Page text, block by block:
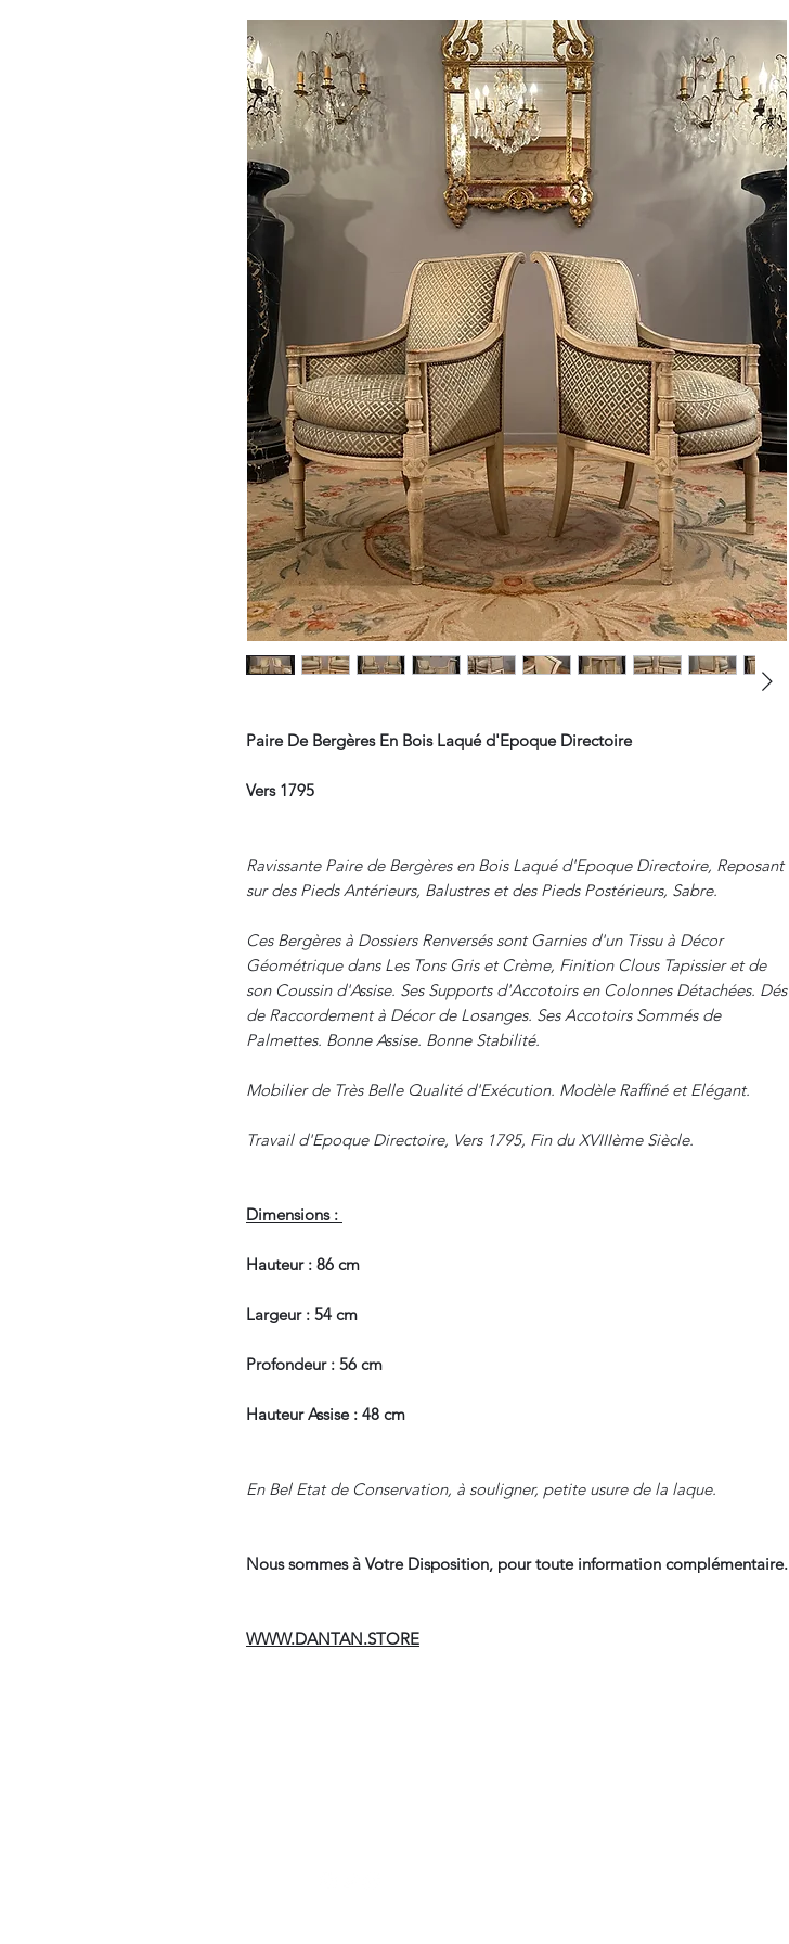
Paire De Bergères En Bois Laqué d'Epoque Directoire
Vers 1795
Ravissante Paire de Bergères en Bois Laqué d'Epoque Directoire, Reposant
sur des Pieds Antérieurs, Balustres et des Pieds Postérieurs, Sabre.
Ces Bergères à Dossiers Renversés sont Garnies d'un Tissu à Décor
Géométrique dans Les Tons Gris et Crème, Finition Clous Tapissier et de
son Coussin d'Assise. Ses Supports d'Accotoirs en Colonnes Détachées. Dés
de Raccordement à Décor de Losanges. Ses Accotoirs Sommés de
Palmettes. Bonne Assise. Bonne Stabilité.
Mobilier de Très Belle Qualité d'Exécution. Modèle Raffiné et Elégant.
Travail d'Epoque Directoire, Vers 1795, Fin du XVIIIème Siècle.
Dimensions :
Hauteur : 86 cm
Largeur : 54 cm
Profondeur : 56 cm
Hauteur Assise : 48 cm
En Bel Etat de Conservation, à souligner, petite usure de la laque.
Nous sommes à Votre Disposition, pour toute information complémentaire.
WWW.DANTAN.STORE